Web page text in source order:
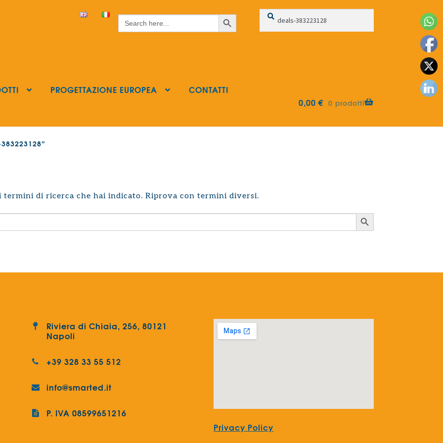
Search
for:
Search Button Cerca:
Cerca
PROGETTAZIONE EUROPEA
CONTATTI
0,00€ 0 prodotti
termini di ricerca che hai indicato. Riprova con termini diversi.
Search Button
Riviera di Chiaia, 256, 80121
Napoli
+39 328 33 55 512
info@smarted.it
P. IVA 08599651216
Privacy Policy